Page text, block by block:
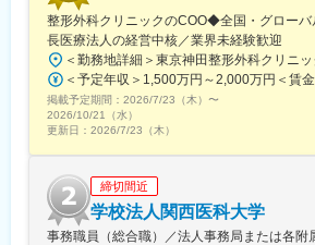
駅、旭橋駅、西早稲田駅、末広町駅(東京
トウェイ駅、九品仏駅、新高島駅、東宿
宮下駅、大通駅、仙台駅、栄町駅(愛知県
町駅、第一通り駅、三島駅、七ツ屋駅、
駅、なんば駅(南海線)、大阪駅、天王寺
都市営)、京都河原町駅、神戸三宮駅(阪
県)、南堀端駅、はりまや橋駅、旦過駅、
整形外科クリニックのCOO◆全国・グローバ
長医療法人の経営中核／業界未経験歓迎
掲載予定期間： 2026/7/23（木） 〜
2026/10/21（水）
更新日： 2026/7/23（木）
締切間近
学校法人関西医科大学
事務職員（総合職）／法人事務局または各附